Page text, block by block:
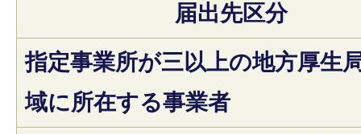
届出先区分
指定事業所が三以上の地方厚生
域に所在する事業者